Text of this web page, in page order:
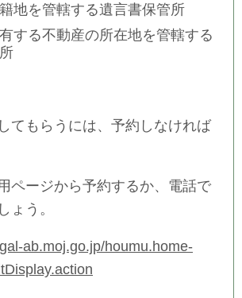
地を管轄する遺言書保管所
する不動産の所在地を管轄する
てもらうには、予約しなければ
ページから予約するか、電話で
ょう。
ab.moj.go.jp/houmu.home-